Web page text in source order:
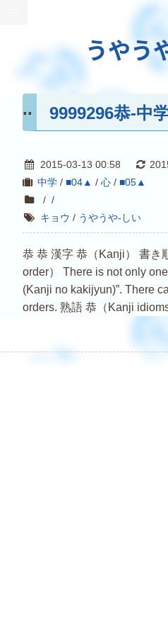
うやう
9999296恭-中
2015-03-13 00:58
中学/ ■04▲ / 心/ ■05▲
/ /
キョウ / うやうや-しい
恭 恭 漢字 恭（Kanji） 書き
order） There is not only
(Kanji no kakijyun)”. There
orders. 熟語 恭（Kanji idioms